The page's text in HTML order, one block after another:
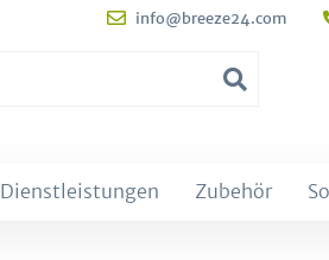
info@breeze24.com
Dienstleistungen Zubehör